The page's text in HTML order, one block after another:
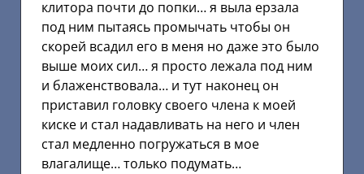
клитора почти до попки… я выла ерзала
под ним пытаясь промычать чтобы он
скорей всадил его в меня но даже это было
выше моих сил… я просто лежала под ним
и блаженствовала… и тут наконец он
приставил головку своего члена к моей
киске и стал надавливать на него и член
стал медленно погружаться в мое
влагалище… только подумать…